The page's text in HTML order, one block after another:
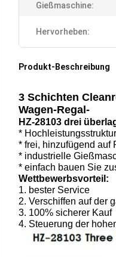
Gießmaschine:
Hervorheben:
Produkt-Beschreibung
3 Schichten
Wagen-Regal-
HZ-28103 drei
*
* frei, hinzufügend auf
* industrielle
* einfach bauen Sie
Wettbewerbsvorteil:
1. bester Service
2. Verschiffen auf der
3. 100% sicherer Kauf
4. Steuerung der